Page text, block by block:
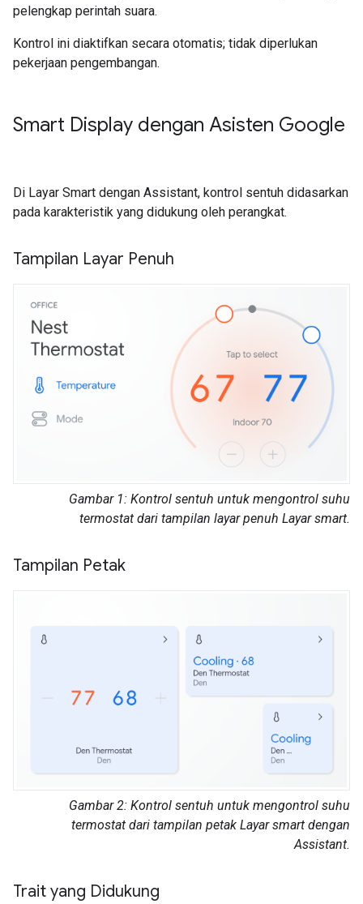
pelengkap perintah suara.
Kontrol ini diaktifkan secara otomatis; tidak diperlukan
pekerjaan pengembangan.
Smart Display dengan Asisten Google
Di Layar Smart dengan Assistant, kontrol sentuh didasarkan
pada karakteristik yang didukung oleh perangkat.
Tampilan Layar Penuh
Gambar 1: Kontrol sentuh untuk mengontrol suhu
termostat dari tampilan layar penuh Layar smart.
Tampilan Petak
Gambar 2: Kontrol sentuh untuk mengontrol suhu
termostat dari tampilan petak Layar smart dengan
Assistant.
Trait yang Didukung